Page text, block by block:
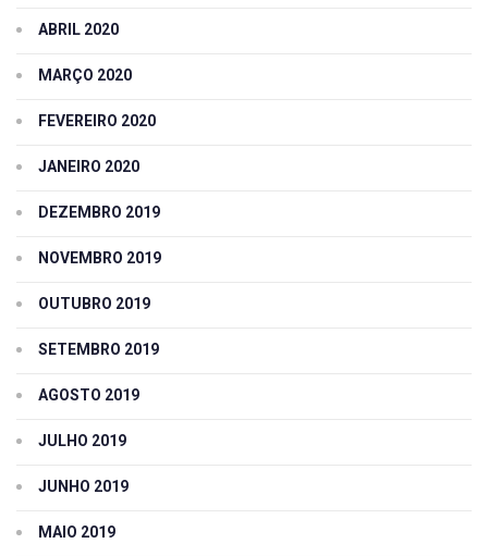
ABRIL 2020
MARÇO 2020
FEVEREIRO 2020
JANEIRO 2020
DEZEMBRO 2019
NOVEMBRO 2019
OUTUBRO 2019
SETEMBRO 2019
AGOSTO 2019
JULHO 2019
JUNHO 2019
MAIO 2019